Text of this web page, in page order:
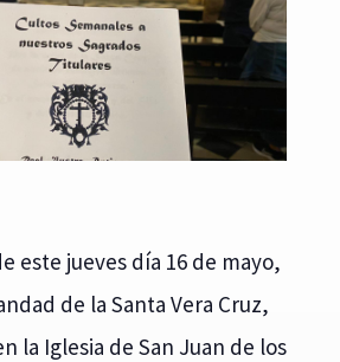
este jueves día 16 de mayo,
de la Santa Vera Cruz,
la Iglesia de San Juan de los